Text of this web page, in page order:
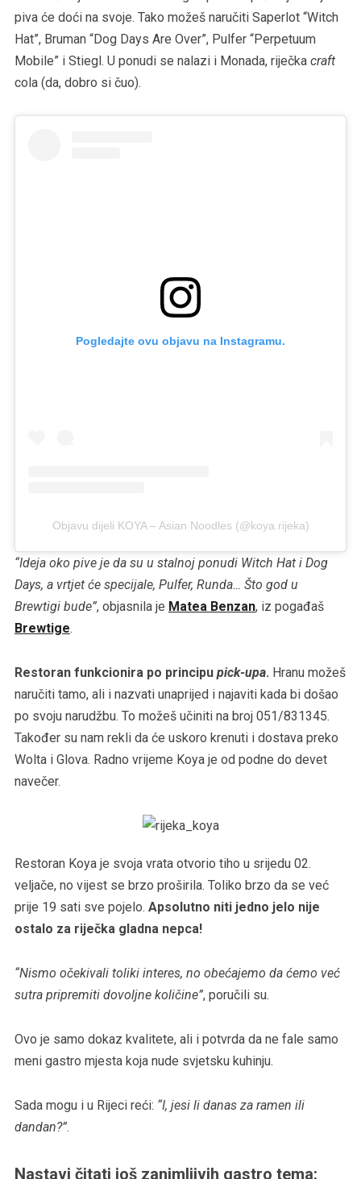
piva će doći na svoje. Tako možeš naručiti Saperlot “Witch
Hat”, Bruman “Dog Days Are Over”, Pulfer “Perpetuum
Mobile” i Stiegl. U ponudi se nalazi i Monada, riječka craft
cola (da, dobro si čuo).
Pogledajte ovu objavu na Instagramu.
Objavu dijeli KOYA – Asian Noodles (@koya.rijeka)
“Ideja oko pive je da su u stalnoj ponudi Witch Hat i Dog
Days, a vrtjet će specijale, Pulfer, Runda… Što god u
Brewtigi bude”, objasnila je Matea Benzan, iz pogađaš
Brewtige.
Restoran funkcionira po principu pick-upa. Hranu možeš
naručiti tamo, ali i nazvati unaprijed i najaviti kada bi došao
po svoju narudžbu. To možeš učiniti na broj 051/831345.
Također su nam rekli da će uskoro krenuti i dostava preko
Wolta i Glova. Radno vrijeme Koya je od podne do devet
navečer.
Restoran Koya je svoja vrata otvorio tiho u srijedu 02.
veljače, no vijest se brzo proširila. Toliko brzo da se već
prije 19 sati sve pojelo. Apsolutno niti jedno jelo nije
ostalo za riječka gladna nepca!
“Nismo očekivali toliki interes, no obećajemo da ćemo već
sutra pripremiti dovoljne količine”, poručili su.
Ovo je samo dokaz kvalitete, ali i potvrda da ne fale samo
meni gastro mjesta koja nude svjetsku kuhinju.
Sada mogu i u Rijeci reći: “I, jesi li danas za ramen ili
dandan?”.
Nastavi čitati još zanimljivih gastro tema: